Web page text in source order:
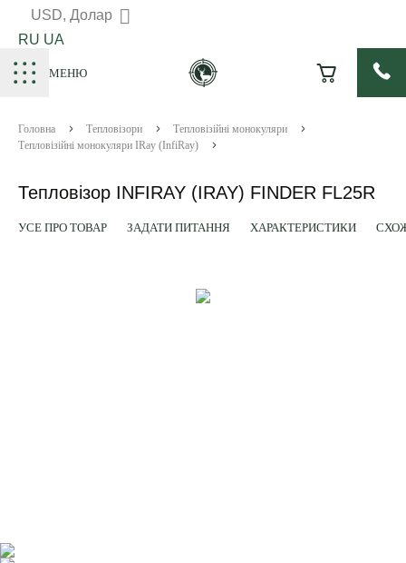
USD, Долар
RU UA
МЕНЮ
Головна Тепловізори
Тепловізійні монокуляри
Тепловізійні монокуляри IRay (InfiRay)
Тепловізор INFIRAY (IRAY) FINDER FL25R
УСЕ ПРО ТОВАР ЗАДАТИ ПИТАННЯ ХАРАКТЕРИСТИКИ